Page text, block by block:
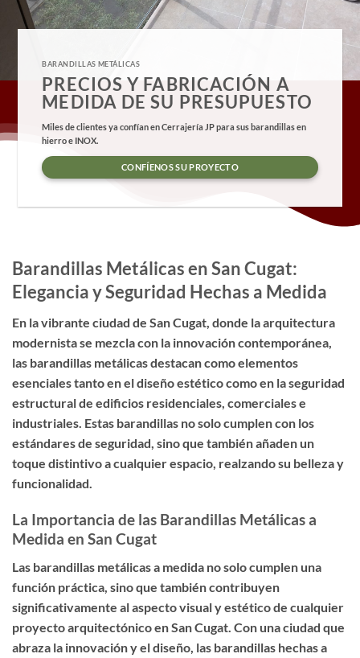
BARANDILLAS METÁLICAS
PRECIOS Y FABRICACIÓN A
MEDIDA DE SU PRESUPUESTO
Miles de clientes ya confían en Cerrajería JP para sus barandillas en
hierro e INOX.
CONFÍENOS SU PROYECTO
Barandillas Metálicas en San Cugat:
Elegancia y Seguridad Hechas a Medida
En la vibrante ciudad de San Cugat, donde la arquitectura
modernista se mezcla con la innovación contemporánea,
las barandillas metálicas destacan como elementos
esenciales tanto en el diseño estético como en la seguridad
estructural de edificios residenciales, comerciales e
industriales. Estas barandillas no solo cumplen con los
estándares de seguridad, sino que también añaden un
toque distintivo a cualquier espacio, realzando su belleza y
funcionalidad.
La Importancia de las Barandillas Metálicas a
Medida en San Cugat
Las barandillas metálicas a medida no solo cumplen una
función práctica, sino que también contribuyen
significativamente al aspecto visual y estético de cualquier
proyecto arquitectónico en San Cugat. Con una ciudad que
abraza la innovación y el diseño, las barandillas hechas a